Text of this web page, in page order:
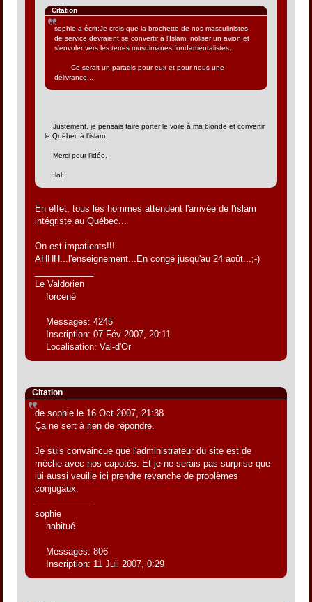
Citation
sophie a écrit:Je crois que la brochette de nos masculinistes
de service devraient se convertir à l'Islam, noliser un avion et
s'envoler vers les terres musulmanes fondamentalistes.
Ce serait un paradis pour eux et pour nous une
délivrance...
Justement, je pensais faire porter le voile à ma blonde et convertir
le Québec à l'islam.
Merci pour l'idée.
:lol:
En effet, tous les hommes attendent l'arrivée de l'islam
intégriste au Québec...
On est impatients!!!
AHHH...l'enseignement...En congé jusqu'au 24 août...;-)
Le Valdorien
forcené
Messages: 4245
Inscription: 07 Fév 2007, 20:11
Localisation: Val-d'Or
Citation
de sophie le 16 Oct 2007, 21:38
Ça ne sert à rien de répondre.
Je suis convaincue que l'administrateur du site est de
mèche avec nos capotés. Et je ne serais pas surprise que
lui aussi veuille ici prendre revanche de problèmes
conjugaux.
sophie
habitué
Messages: 806
Inscription: 11 Juil 2007, 0:29